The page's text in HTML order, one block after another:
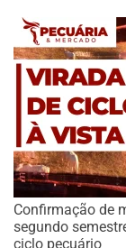
Confirmação de
segundo
ciclo pecuário